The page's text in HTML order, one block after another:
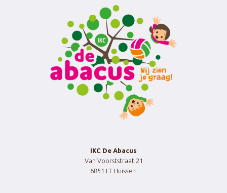
IKC De Abacus
Van Voorststraat 21
6851 LT Huissen.